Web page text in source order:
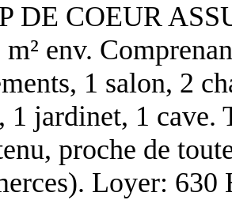
DE COEUR
m² env.
1 salon, 2
1 jardinet, 1
proche de
Loyer: 630